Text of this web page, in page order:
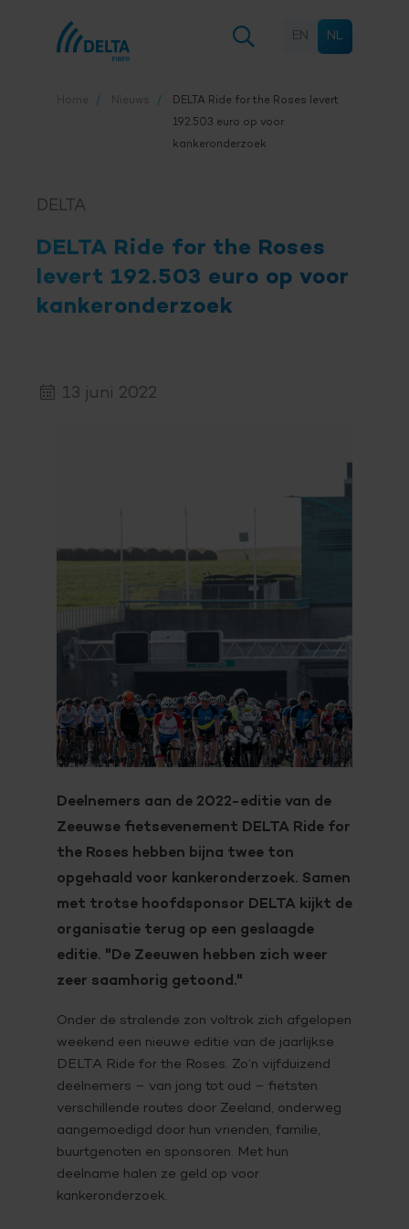
EN NL
Home Nieuws
DELTA Ride for the Roses levert
192.503 euro op voor
kankeronderzoek
DELTA
DELTA Ride for the Roses
levert 192.503 euro op voor
kankeronderzoek
13 juni 2022
Deelnemers aan de 2022-editie van de
Zeeuwse fietsevenement DELTA Ride for
the Roses hebben bijna twee ton
opgehaald voor kankeronderzoek. Samen
met trotse hoofdsponsor DELTA kijkt de
organisatie terug op een geslaagde
editie. "De Zeeuwen hebben zich weer
zeer saamhorig getoond."
Onder de stralende zon voltrok zich afgelopen
weekend een nieuwe editie van de jaarlijkse
DELTA Ride for the Roses. Zo’n vijfduizend
deelnemers – van jong tot oud – fietsten
verschillende routes door Zeeland, onderweg
aangemoedigd door hun vrienden, familie,
buurtgenoten en sponsoren. Met hun
deelname halen ze geld op voor
kankeronderzoek.